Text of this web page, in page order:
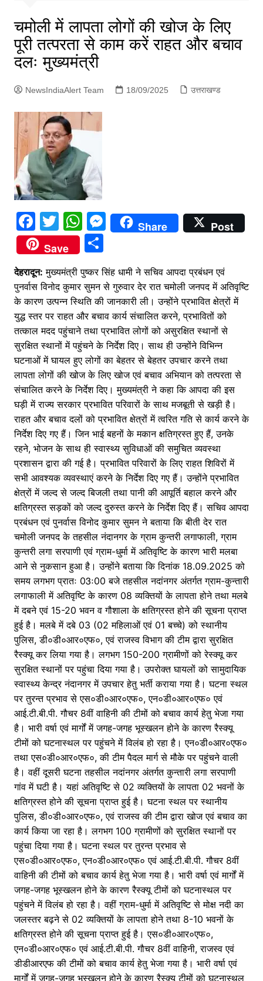
चमोली में लापता लोगों की खोज के लिए
पूरी तत्परता से काम करें राहत और बचाव
दलः मुख्यमंत्री
NewsIndiaAlert Team 18/09/2025 उत्तराखण्ड
F
a
c
e
b
o
o
k
T
w
itt
er
W
h
at
s
A
p
p
M
e
s
e
n
g
er
Share
Post
Save
S
h
ar
e
देहरादून: मुख्यमंत्री पुष्कर सिंह धामी ने सचिव आपदा प्रबंधन एवं
पुनर्वास विनोद कुमार सुमन से गुरुवार देर रात चमोली जनपद में अतिवृष्टि
के कारण उत्पन्न स्थिति की जानकारी ली। उन्होंने प्रभावित क्षेत्रों में
युद्ध स्तर पर राहत और बचाव कार्य संचालित करने, प्रभावितों को
तत्काल मदद पहुंचाने तथा प्रभावित लोगों को असुरक्षित स्थानों से
सुरक्षित स्थानों में पहुंचने के निर्देश दिए। साथ ही उन्होंने विभिन्न
घटनाओं में घायल हुए लोगों का बेहतर से बेहतर उपचार करने तथा
लापता लोगों की खोज के लिए खोज एवं बचाव अभियान को तत्परता से
संचालित करने के निर्देश दिए। मुख्यमंत्री ने कहा कि आपदा की इस
घड़ी में राज्य सरकार प्रभावित परिवारों के साथ मजबूती से खड़ी है।
राहत और बचाव दलों को प्रभावित क्षेत्रों में त्वरित गति से कार्य करने के
निर्देश दिए गए हैं। जिन भाई बहनों के मकान क्षतिग्रस्त हुए हैं, उनके
रहने, भोजन के साथ ही स्वास्थ्य सुविधाओं की समुचित व्यवस्था
प्रशासन द्वारा की गई है। प्रभावित परिवारों के लिए राहत शिविरों में
सभी आवश्यक व्यवस्थाएं करने के निर्देश दिए गए हैं। उन्होंने प्रभावित
क्षेत्रों में जल्द से जल्द बिजली तथा पानी की आपूर्ति बहाल करने और
क्षतिग्रस्त सड़कों को जल्द दुरुस्त करने के निर्देश दिए हैं। सचिव आपदा
प्रबंधन एवं पुनर्वास विनोद कुमार सुमन ने बताया कि बीती देर रात
चमोली जनपद के तहसील नंदानगर के ग्राम कुन्तरी लगाफाली, ग्राम
कुन्तरी लगा सरपाणी एवं ग्राम-धुर्मा में अतिवृष्टि के कारण भारी मलबा
आने से नुकसान हुआ है। उन्होंने बताया कि दिनांक 18.09.2025 को
समय लगभग प्रातः 03ः00 बजे तहसील नदांनगर अंतर्गत ग्राम-कुन्तारी
लगाफाली में अतिवृष्टि के कारण 08 व्यक्तियों के लापता होने तथा मलबे
में दबने एवं 15-20 भवन व गौशाला के क्षतिग्रस्त होने की सूचना प्राप्त
हुई है। मलबे में दबे 03 (02 महिलाओं एवं 01 बच्चे) को स्थानीय
पुलिस, डी०डी०आर०एफ०, एवं राजस्व विभाग की टीम द्वारा सुरक्षित
रैस्क्यू कर लिया गया है। लगभग 150-200 ग्रामीणों को रेस्क्यू कर
सुरक्षित स्थानों पर पहुंचा दिया गया है। उपरोक्त घायलों को सामुदायिक
स्वास्थ्य केन्द्र नंदानगर में उपचार हेतु भर्ती कराया गया है। घटना स्थल
पर तुरन्त प्रभाव से एस०डी०आर०एफ०, एन०डी०आर०एफ० एवं
आई.टी.बी.पी. गौचर 8वीं वाहिनी की टीमों को बचाव कार्य हेतु भेजा गया
है। भारी वर्षा एवं मार्गों में जगह-जगह भूस्खलन होने के कारण रैस्क्यू
टीमों को घटनास्थल पर पहुंचने में विलंब हो रहा है। एन०डी०आर०एफ०
तथा एस०डी०आर०एफ०, की टीम पैदल मार्ग से मौके पर पहुंचने वाली
है। वहीं दूसरी घटना तहसील नदांनगर अंतर्गत कुन्तारी लगा सरपाणी
गांव में घटी है। यहां अतिवृष्टि से 02 व्यक्तियों के लापता 02 भवनों के
क्षतिग्रस्त होने की सूचना प्राप्त हुई है। घटना स्थल पर स्थानीय
पुलिस, डी०डी०आर०एफ०, एवं राजस्व की टीम द्वारा खोज एवं बचाव का
कार्य किया जा रहा है। लगभग 100 ग्रामीणों को सुरक्षित स्थानों पर
पहुंचा दिया गया है। घटना स्थल पर तुरन्त प्रभाव से
एस०डी०आर०एफ०, एन०डी०आर०एफ० एवं आई.टी.बी.पी. गौचर 8वीं
वाहिनी की टीमों को बचाव कार्य हेतु भेजा गया है। भारी वर्षा एवं मार्गों में
जगह-जगह भूस्खलन होने के कारण रैस्क्यू टीमों को घटनास्थल पर
पहुंचने में विलंब हो रहा है। वहीं ग्राम-धुर्मा में अतिवृष्टि से मोक्ष नदी का
जलस्तर बढ़ने से 02 व्यक्तियों के लापता होने तथा 8-10 भवनों के
क्षतिग्रस्त होने की सूचना प्राप्त हुई है। एस०डी०आर०एफ०,
एन०डी०आर०एफ० एवं आई.टी.बी.पी. गौचर 8वीं वाहिनी, राजस्व एवं
डीडीआरएफ की टीमों को बचाव कार्य हेतु भेजा गया है। भारी वर्षा एवं
मार्गों में जगह-जगह भूस्खलन होने के कारण रैस्क्यू टीमों को घटनास्थल
r